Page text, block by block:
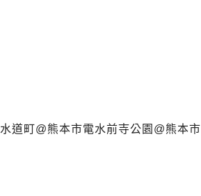
水道町@熊本市電水前寺公園@熊本市